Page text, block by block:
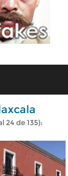
24 de 135):